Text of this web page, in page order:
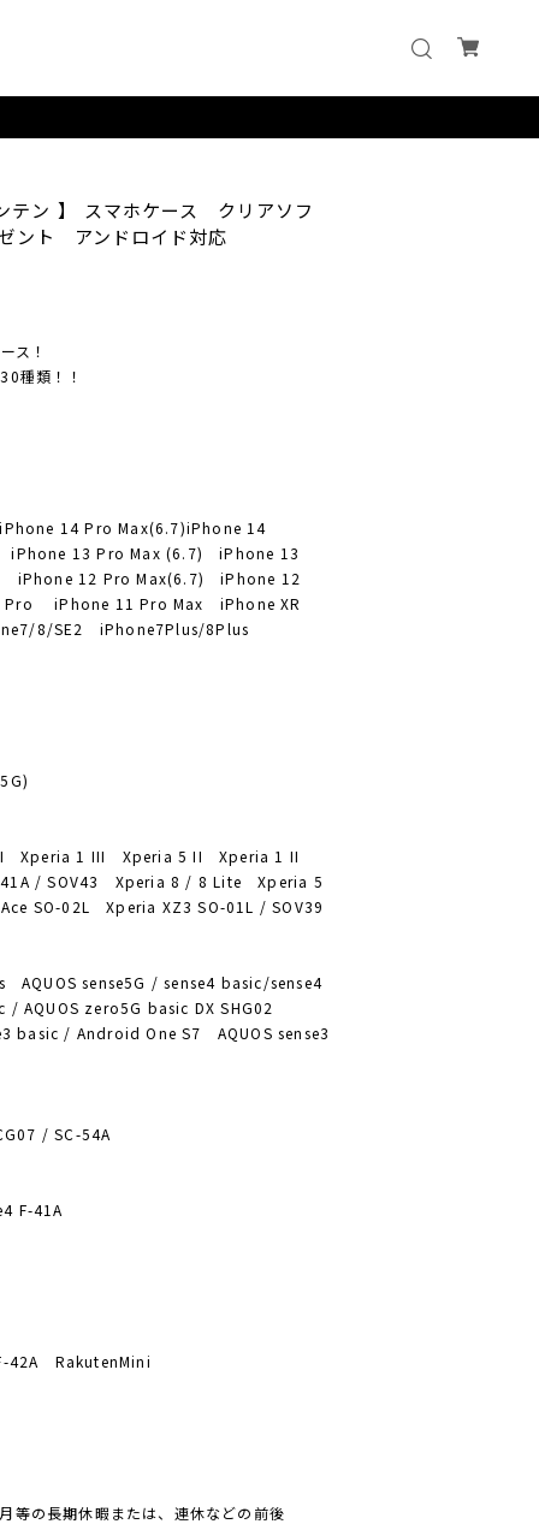
テン 】 スマホケース クリアソフ
ト アンドロイド対応
ス！
種類！！
14 Pro Max(6.7)iPhone 14
13 Pro Max (6.7) iPhone 13
12 Pro Max(6.7) iPhone 12
iPhone 11 Pro Max iPhone XR
8/SE2 iPhone7Plus/8Plus
Xperia 1 III Xperia 5 II Xperia 1 II
/ SOV43 Xperia 8 / 8 Lite Xperia 5
SO-02L Xperia XZ3 SO-01L / SOV39
AQUOS sense5G / sense4 basic/sense4
AQUOS zero5G basic DX SHG02
basic / Android One S7 AQUOS sense3
/ SC-54A
F-41A
42A RakutenMini
等の長期休暇または、連休などの前後